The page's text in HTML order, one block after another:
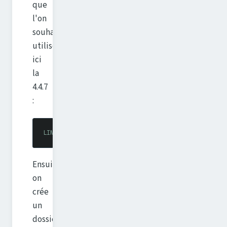
que
l'on
souhaite
utiliser,
ici
la
4.4.7
:
LINUX_VER
Ensuite
on
crée
un
dossier